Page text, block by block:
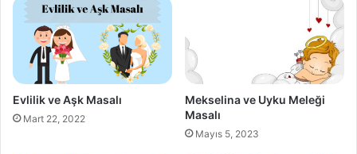
Evlilik ve Aşk Masalı
Mart 22, 2022
Mekselina ve Uyku Meleği
Masalı
Mayıs 5, 2023